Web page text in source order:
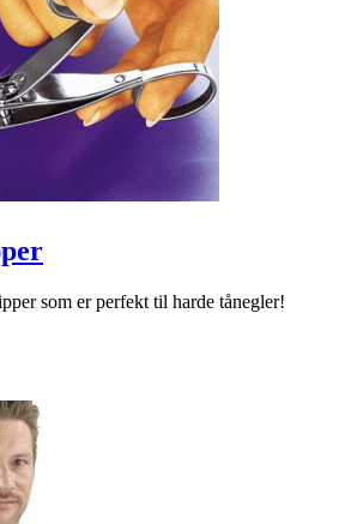
som er perfekt til harde tånegler!